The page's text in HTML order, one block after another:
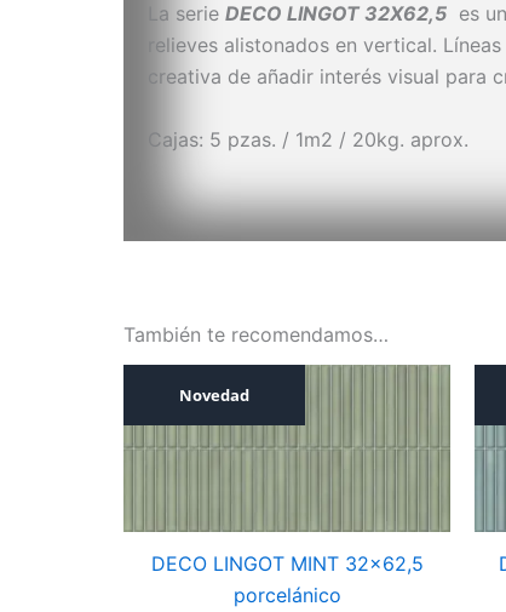
La serie DECO LINGOT 32X62,5 es
relieves alistonados en vertical.
creativa de añadir interés visual para
Cajas: 5 pzas. / 1m2 / 20kg. aprox.
También te recomendamos…
Novedad
DECO LINGOT MINT 32×62,5
porcelánico